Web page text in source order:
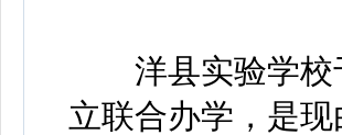
洋县实验学校
立联合办学，是